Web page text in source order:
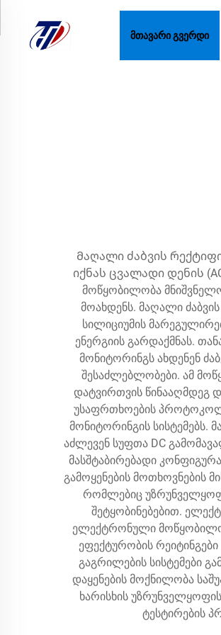
ᲛᲗᲐᲕᲐᲠᲘ ᲒᲕᲔᲠᲓᲘ
Მაღალი ძაბვის
იქნას ცვალადი დენის
მოწყობილობა
მოახდენს. მაღალი
სილიციუმის
ენერგიის გარდაქმნას.
მონიტორინგს ახდენენ
შესაძლებლობები. ამ
დატვირთვის წინააღმდეგ
უსაფრთხოების
მონიტორინგის სისტემებს.
აძლევენ სუფთა DC
მასშტაბირებადი
გამოყენების მოთხოვნების
რომლებიც
შეტყობინებებით.
ელექტრონული
ეფექტურობის
გაგრილების სისტემები
დაყენების მოქნილობა
ხარისხის
ტესტირების